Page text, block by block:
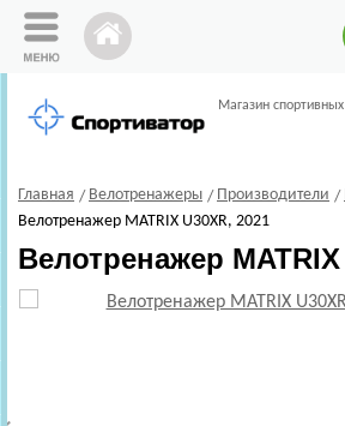
Магазин
Главная Велотренажеры Производители
Велотренажер MATRIX U30XR, 2021
Велотренажер MATRIX